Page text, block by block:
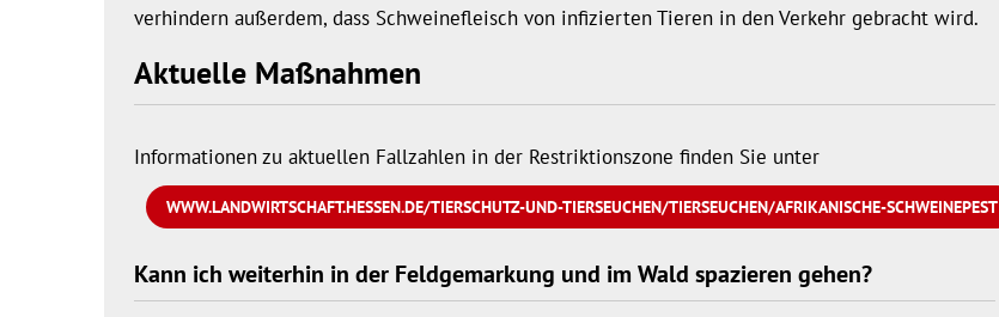
verhindern außerdem, dass Schweinefleisch von infizierten Tieren in den Verkehr gebracht wird.
Aktuelle Maßnahmen
Informationen zu aktuellen Fallzahlen in der Restriktionszone finden Sie unter
WWW.LANDWIRTSCHAFT.HESSEN.DE/TIERSCHUTZ-UND-TIERSEUCHEN/TIERSEUCHEN/AFRIKANISCHE-SCHWEINEPEST
Kann ich weiterhin in der Feldgemarkung und im Wald spazieren gehen?